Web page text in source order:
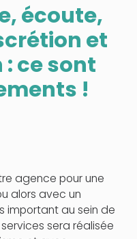
écoute,
et
ce sont
!
agence pour une
alors avec un
important au sein de
sera réalisée